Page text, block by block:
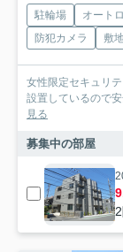
駐輪場 オート
防犯カメラ
敷
女性限定セキュリ
設置しているので
見る
募集中の部屋